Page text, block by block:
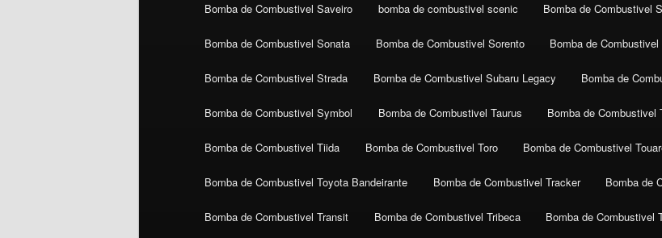
Bomba de Combustivel Saveiro bomba de combustivel scenic Bomba de Combustivel
Bomba de Combustivel Sonata Bomba de Combustivel Sorento Bomba de
Bomba de Combustivel Strada Bomba de Combustivel Subaru Legacy Bomba de
Bomba de Combustivel Symbol Bomba de Combustivel Taurus Bomba de Combustivel
Bomba de Combustivel Tiida Bomba de Combustivel Toro Bomba de Combustivel
Bomba de Combustivel Toyota Bandeirante Bomba de Combustivel Tracker Bomba de
Bomba de Combustivel Transit Bomba de Combustivel Tribeca Bomba de Combustivel